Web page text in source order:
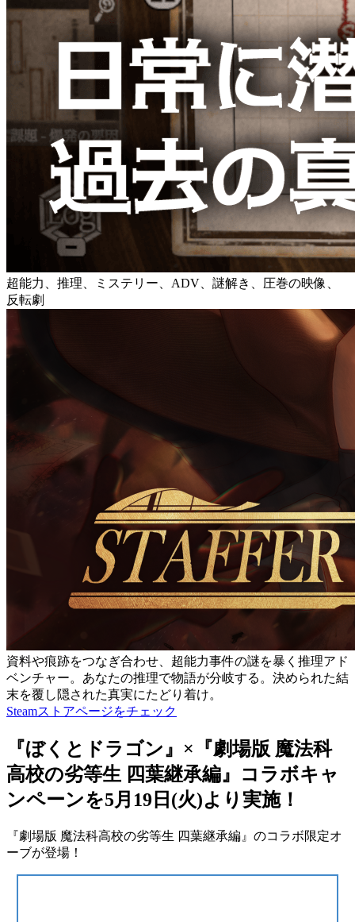
超能力、推理、ミステリー、ADV、謎解き、圧巻の映像、
反転劇
資料や痕跡をつなぎ合わせ、超能力事件の謎を暴く推理アド
ベンチャー。あなたの推理で物語が分岐する。決められた結
末を覆し隠された真実にたどり着け。
Steamストアページをチェック
『ぼくとドラゴン』×『劇場版 魔法科
高校の劣等生 四葉継承編』コラボキャ
ンペーンを5月19日(火)より実施！
『劇場版 魔法科高校の劣等生 四葉継承編』のコラボ限定オ
ーブが登場！